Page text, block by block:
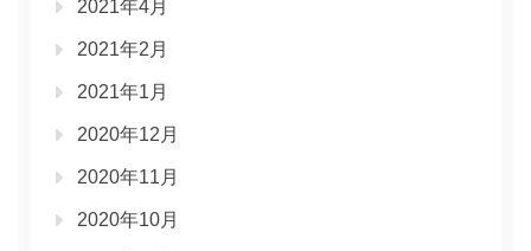
2021年4月
2021年2月
2021年1月
2020年12月
2020年11月
2020年10月